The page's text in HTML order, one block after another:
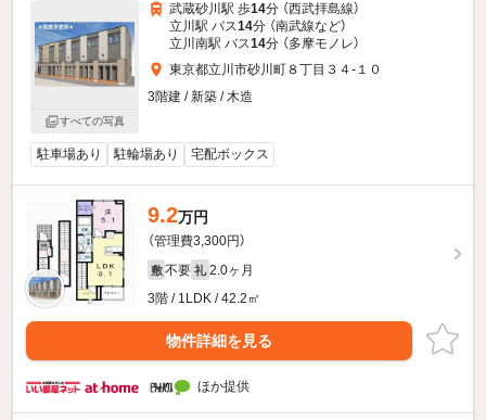
すべての写真
武蔵砂川駅 歩14分 （西武拝島線）
立川駅 バス14分 （南武線など）
立川南駅 バス14分 （多摩モノレ）
東京都立川市砂川町８丁目３４-１０
3階建 / 新築 / 木造
駐車場あり 駐輪場あり 宅配ボックス
9.2万円
（管理費3,300円）
敷 不要 礼 2.0ヶ月
3階 / 1LDK / 42.2㎡
物件詳細を見る
ほか提供